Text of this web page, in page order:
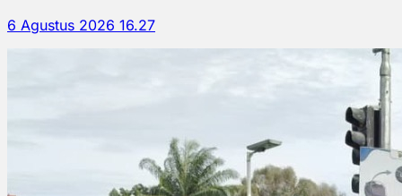
6 Agustus 2026 16.27